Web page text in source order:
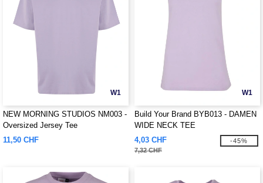
W1
NEW MORNING STUDIOS NM003 -
Oversized Jersey Tee
11,50 CHF
W1
Build Your Brand BYB013 - DAMEN
WIDE NECK TEE
4,03 CHF
7,32 CHF
-45%